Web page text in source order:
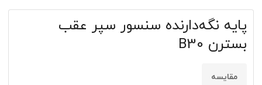
پایه نگه‌دارنده سنسور سپر عقب
بسترن B30
مقایسه